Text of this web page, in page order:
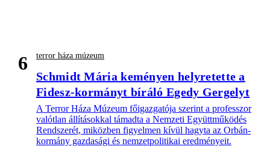
6 terror háza múzeum
Schmidt Mária keményen helyretette a
Fidesz-kormányt bíráló Egedy Gergelyt
A Terror Háza Múzeum főigazgatója szerint a professzor
valótlan állításokkal támadta a Nemzeti Együttműködés
Rendszerét, miközben figyelmen kívül hagyta az Orbán-
kormány gazdasági és nemzetpolitikai eredményeit.